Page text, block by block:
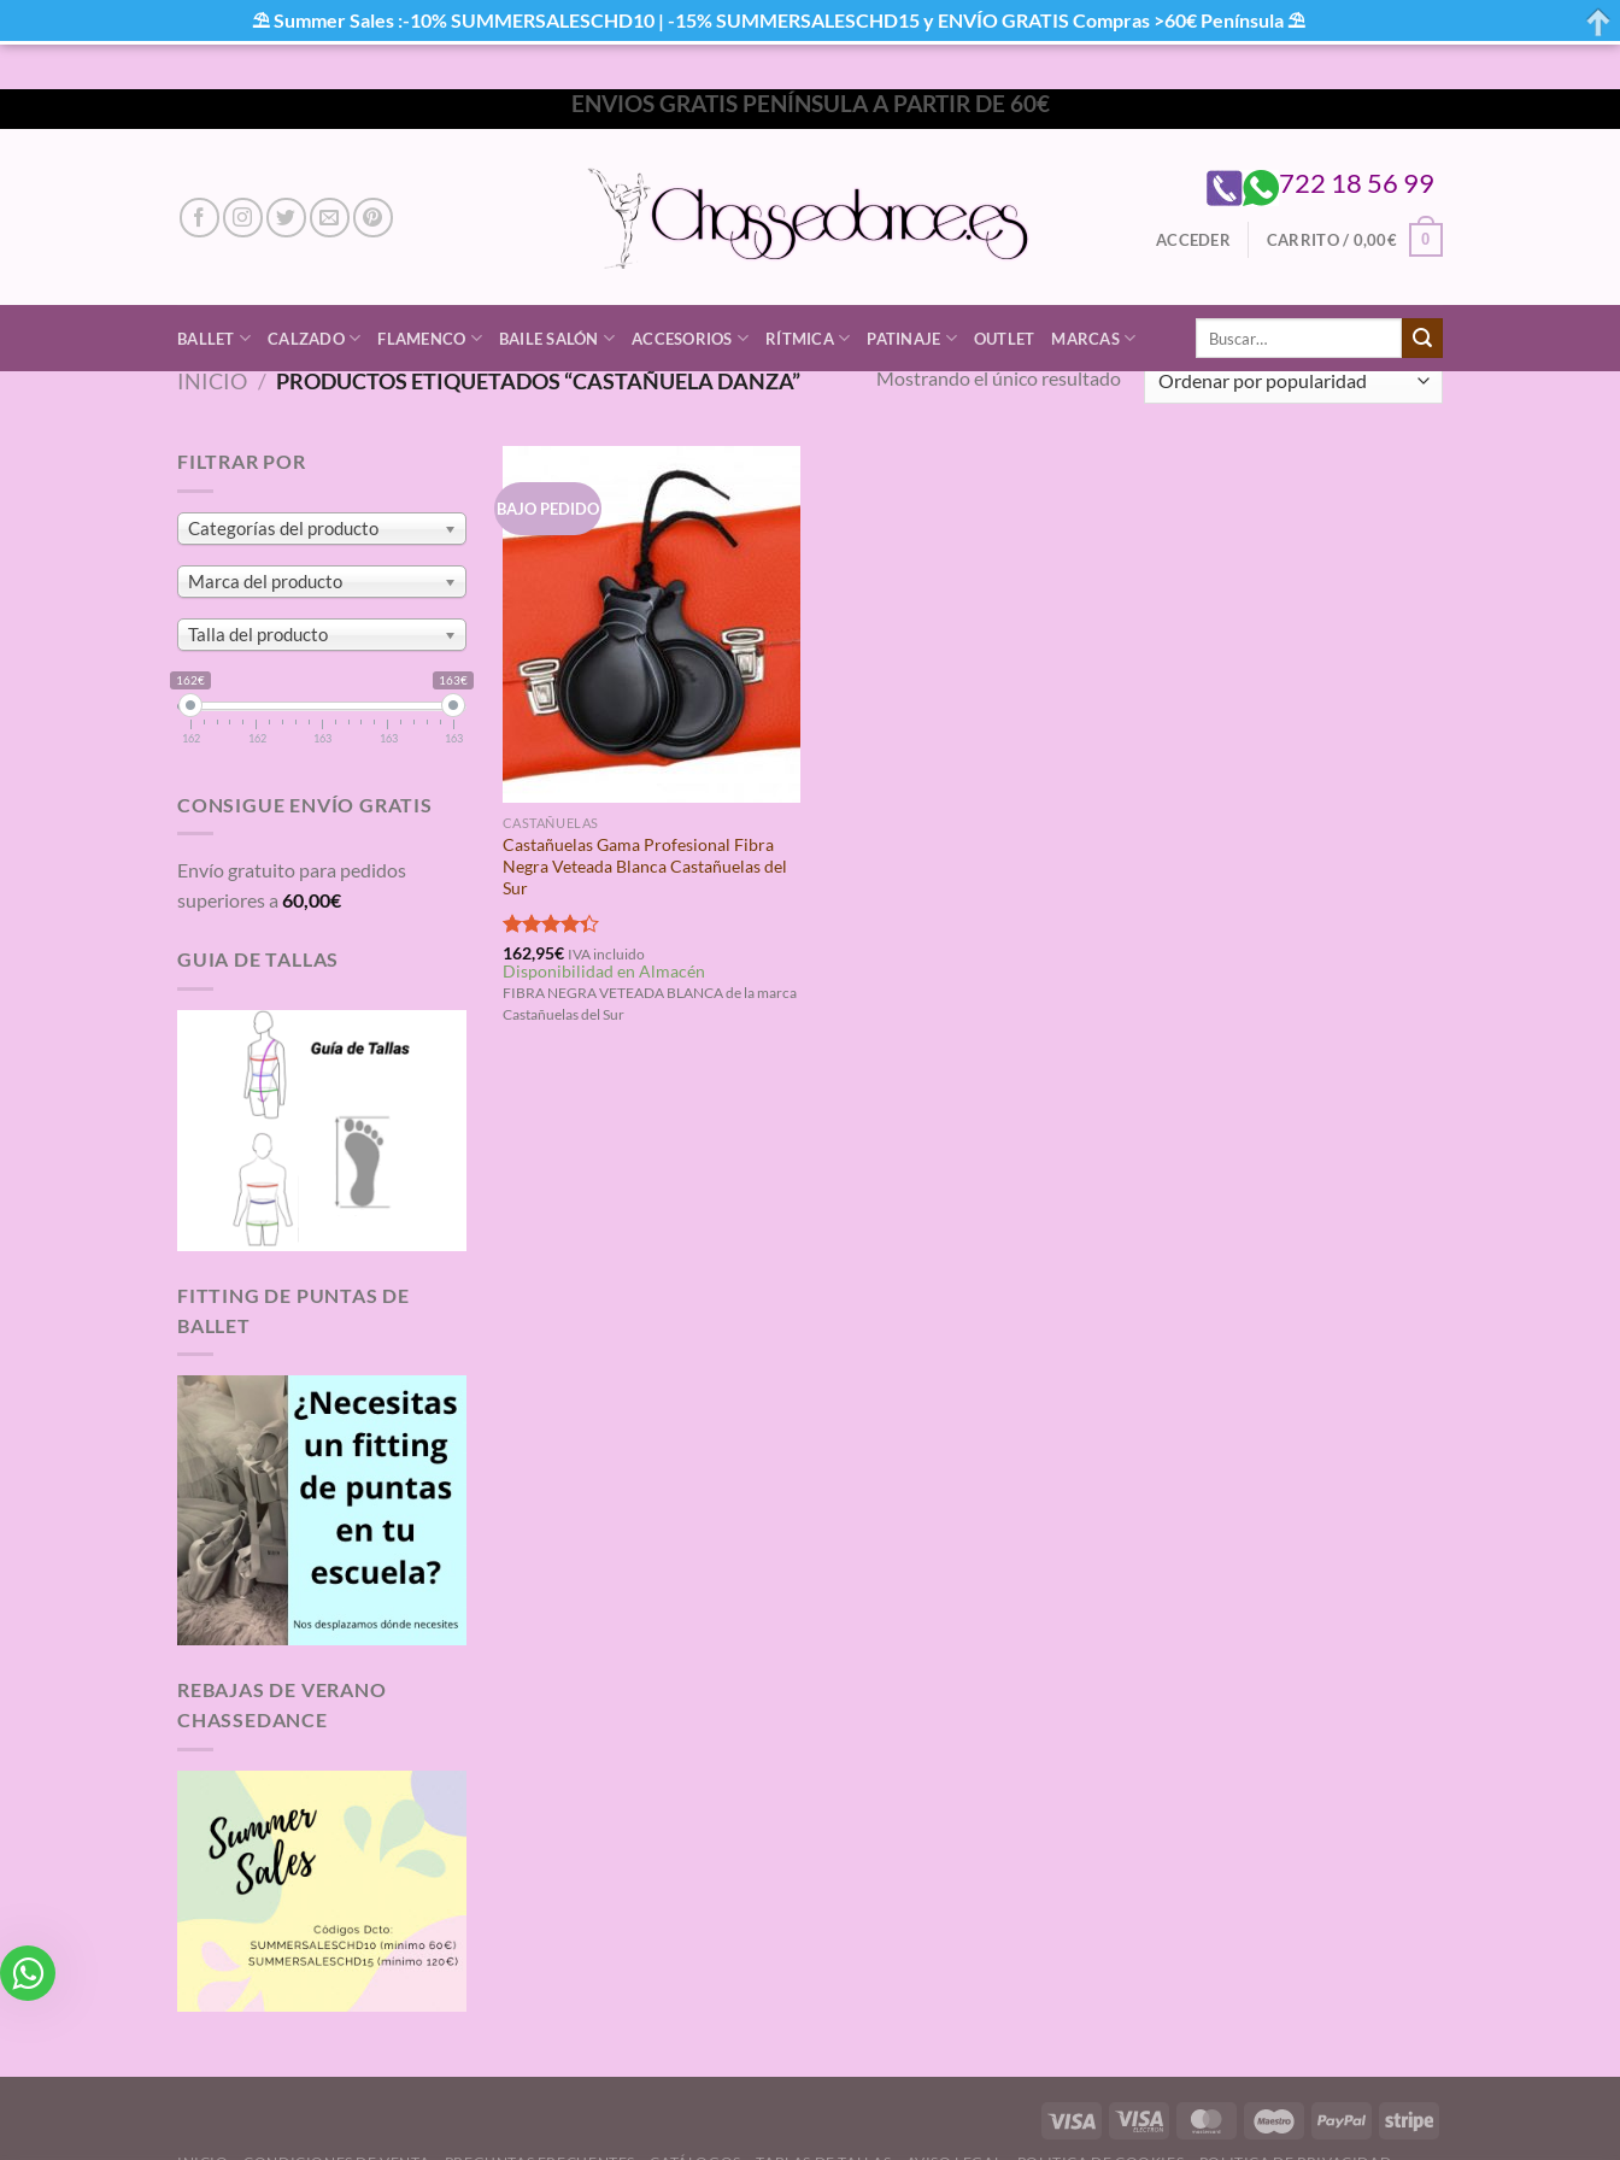
al
ENVIOS GRATIS PENÍNSULA A PARTIR DE 60€
722 18 56 99
ACCEDER CARRITO / 0,00€ 0
BALLET CALZADO FLAMENCO BAILE SALÓN ACCESORIOS RÍTMICA PATINAJE OUTLET MARCAS
Buscar
INICIO / PRODUCTOS ETIQUETADOS “CASTAÑUELA DANZA” Mostrando el único resultado
FILTRAR POR
Categorías del producto
Marca del producto
Talla del producto
162€ 163€
162 162 163 163 163
CONSIGUE ENVÍO GRATIS
Envío gratuito para pedidos
superiores a 60,00€
GUIA DE TALLAS
FITTING DE PUNTAS DE
BALLET
REBAJAS DE VERANO
CHASSEDANCE
BAJO PEDIDO
CASTAÑUELAS
Castañuelas Gama Profesional Fibra
Negra Veteada Blanca Castañuelas del
Sur
Valorado
con4.33
de 5
162,95€ IVA incluido
Disponibilidad en Almacén
FIBRA NEGRA VETEADA BLANCA de la marca
Castañuelas del Sur
⛱ Summer Sales :-10% SUMMERSALESCHD10 | -15% SUMMERSALESCHD15 y ENVÍO GRATIS Compras >60€ Península ⛱